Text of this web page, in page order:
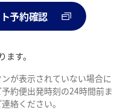
予約確認
す。
が表示されていない場合に
約便出発時刻の24時間前ま
絡ください。